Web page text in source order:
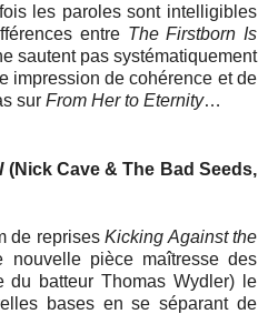
les paroles sont intelligibles
entre The Firstborn Is
sautent pas systématiquement
impression de cohérence et de
sur From Her to Eternity…
(Nick Cave & The Bad Seeds,
de reprises Kicking Against the
nouvelle pièce maîtresse des
du batteur Thomas Wydler) le
bases en se séparant de